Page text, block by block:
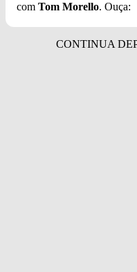
com Tom Morello. Ouça: